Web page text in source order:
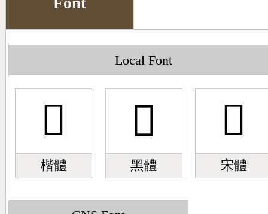
Local Font
𠔽
楷體
𠔽
黑體
𠔽
宋體